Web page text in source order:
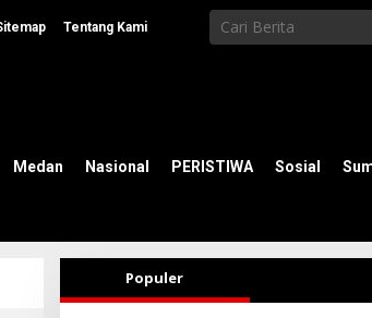
Tentang Kami
Medan Nasional PERISTIWA Sosial
Populer